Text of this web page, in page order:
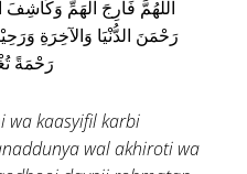
اَللَّهُمَّ فَارِجَ الْهَمِّ
رَحْمَنَ الدُّنْيَا وَالآخِرَةِ
رَحْمَةً
kaasyifil karbi
wal akhiroti wa